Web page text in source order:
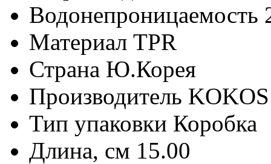
Водонепроницаемость
Материал TPR
Страна Ю.Корея
Производитель
Тип упаковки Коробка
Длина, см 15.00